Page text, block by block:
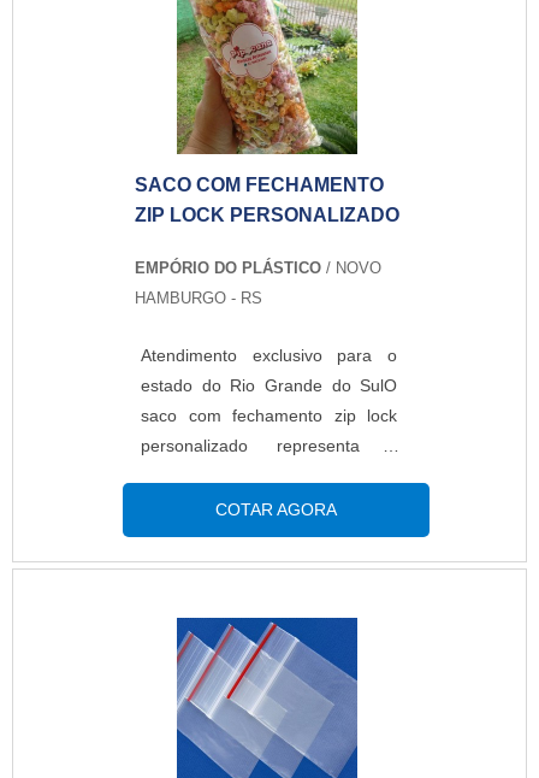
poucas embalagens protegem
tanto um produto como o zip.
Simples e altamente moderno, o
saco possui um sistema de
fechamento incrível que atrai
SACO COM FECHAMENTO
ZIP LOCK PERSONALIZADO
EMPÓRIO DO PLÁSTICO / NOVO
HAMBURGO - RS
Atendimento exclusivo para o
estado do Rio Grande do SulO
saco com fechamento zip lock
personalizado representa o
no mercado. Uma embalagem
diferenciada faz com que o
produto apresente boa aparência
consumidores. Essa é uma ótima
opção pra quem precisa
personalizar a embalagem,
porém em baixa escala de
produção. A personalização é
COTAR AGORA